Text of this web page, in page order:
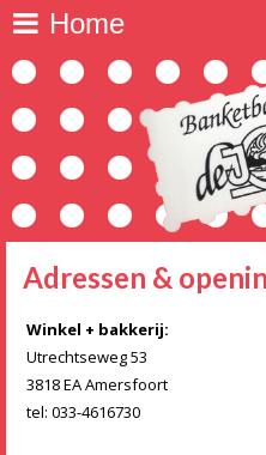
Over ons
Webshop
Amersfoortse keitjes
Spaarkaart
Vegan
Hartige broodjes
Taarten
Home
Adressen &
Winkel + bakkerij:
Utrechtseweg 53
3818 EA Amersfoort
tel: 033-4616730